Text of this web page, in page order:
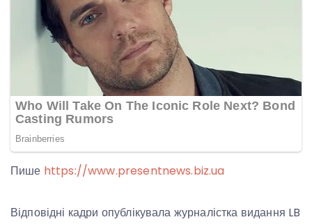
Пише https://www.presentnews.biz.ua
Відповідні кадри опублікувала журналістка видання LB